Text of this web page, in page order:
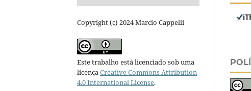
Copyright (c) 2024 Marcio Cappelli
Este trabalho está licenciado sob uma
licença Creative Commons Attribution
4.0 International License.